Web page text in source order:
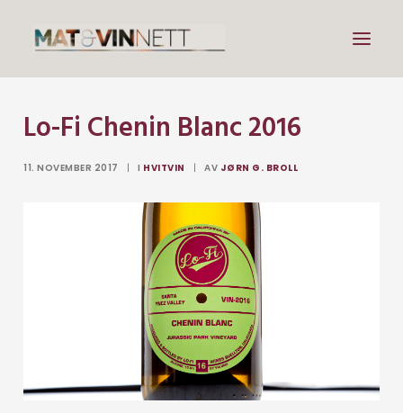
Mat
Lo-Fi Chenin Blanc 2016
11. NOVEMBER 2017 | I HVITVIN | AV JØRN G. BROLL